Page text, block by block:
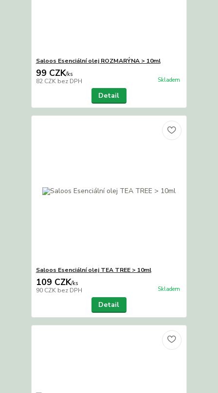
Saloos Esenciální olej ROZMARÝNA > 10ml
99 CZK/ks
82 CZK bez DPH Skladem
Detail
Saloos Esenciální olej TEA TREE > 10ml
109 CZK/ks
90 CZK bez DPH Skladem
Detail